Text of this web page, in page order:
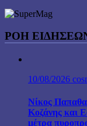
ΡΟΉ ΕΙΔΉΣΕΩΝ
10/08/2026
Νίκος
Κοζάνης και
μέτρα